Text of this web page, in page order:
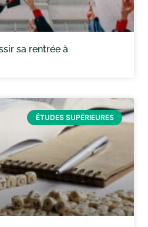
sa rentrée à
ÉTUDES SUPÉRIEURES